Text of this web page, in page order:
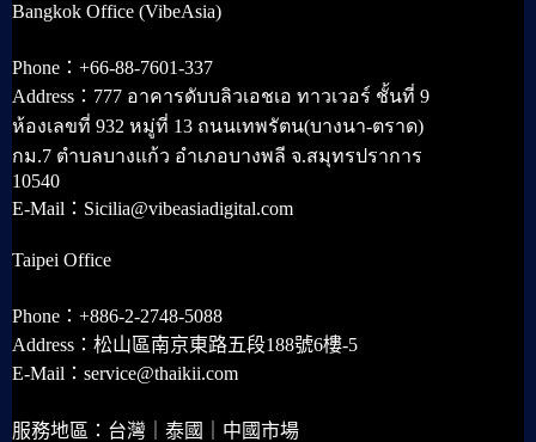
Bangkok Office (VibeAsia)
Phone：+66-88-7601-337
Address：777 อาคารดับบลิวเอชเอ ทาวเวอร์ ชั้นที่ 9
ห้องเลขที่ 932 หมู่ที่ 13 ถนนเทพรัตน(บางนา-ตราด)
กม.7 ตำบลบางแก้ว อำเภอบางพลี จ.สมุทรปราการ
10540
E-Mail：Sicilia@vibeasiadigital.com
Taipei Office
Phone：+886-2-2748-5088
Address：松山區南京東路五段188號6樓-5
E-Mail：service@thaikii.com
服務地區：台灣｜泰國｜中國市場